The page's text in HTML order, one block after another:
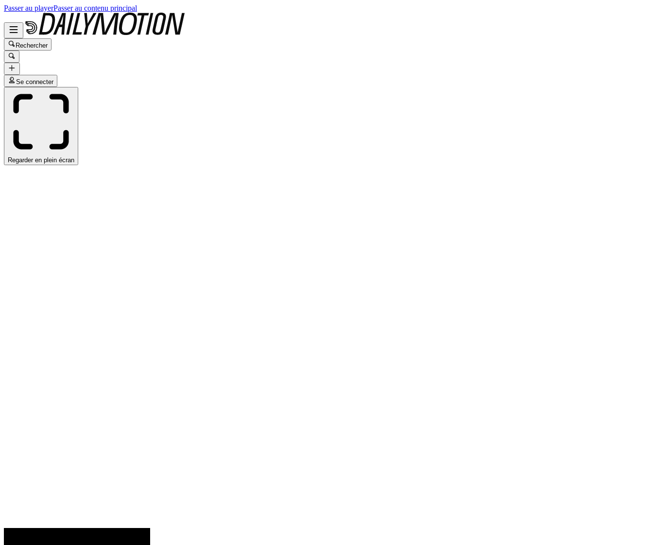
Passer au playerPasser au contenu principal
Rechercher
Se connecter
Regarder en plein écran